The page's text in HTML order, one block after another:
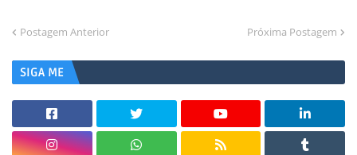
Postagem Anterior Próxima Postagem
SIGA ME